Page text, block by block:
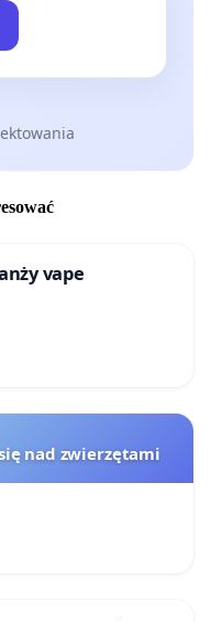
vape
nad zwierzętami